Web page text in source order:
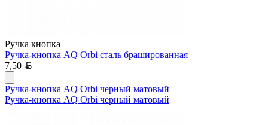
Ручка кнопка
Ручка-кнопка AQ Orbi сталь брашированная
7,50
Ручка-кнопка AQ Orbi черный матовый
Ручка-кнопка AQ Orbi черный матовый